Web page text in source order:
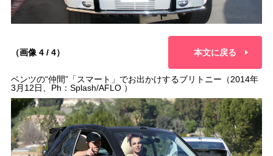
（画像 4 / 4） 本文に戻る
ベンツの“仲間”「スマート」でお出かけするブリトニー（2014年
3月12日、Ph：Splash/AFLO ）